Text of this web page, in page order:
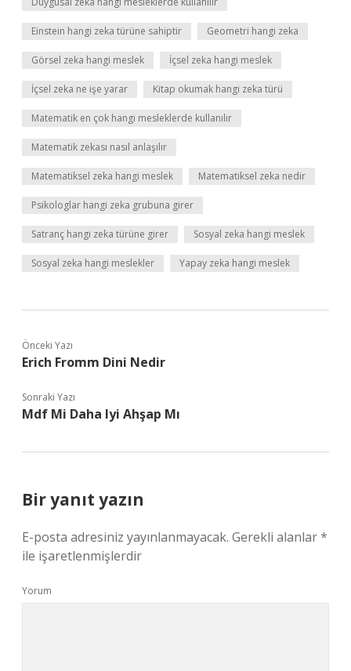
Einstein hangi zeka türüne sahiptir Geometri hangi zeka
Görsel zeka hangi meslek İçsel zeka hangi meslek
İçsel zeka ne işe yarar Kitap okumak hangi zeka türü
Matematik en çok hangi mesleklerde kullanılır
Matematik zekası nasıl anlaşılır
Matematiksel zeka hangi meslek Matematiksel zeka nedir
Psikologlar hangi zeka grubuna girer
Satranç hangi zeka türüne girer Sosyal zeka hangi meslek
Sosyal zeka hangi meslekler Yapay zeka hangi meslek
Önceki Yazı
Erich Fromm Dini Nedir
Sonraki Yazı
Mdf Mi Daha Iyi Ahşap Mı
Bir yanıt yazın
E-posta adresiniz yayınlanmayacak. Gerekli alanlar*
ile işaretlenmişlerdir
Yorum